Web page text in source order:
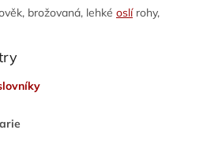
brožovaná, lehké oslírohy,